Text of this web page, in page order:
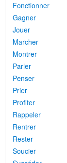
Fonctionner
Gagner
Jouer
Marcher
Montrer
Parler
Penser
Prier
Profiter
Rappeler
Rentrer
Rester
Soucier